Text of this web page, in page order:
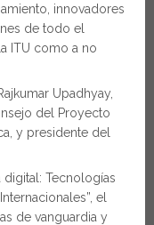
innovadores
de todo el
ITU como a no
Upadhyay,
del Proyecto
y presidente del
digital: Tecnologías
el
de vanguardia y